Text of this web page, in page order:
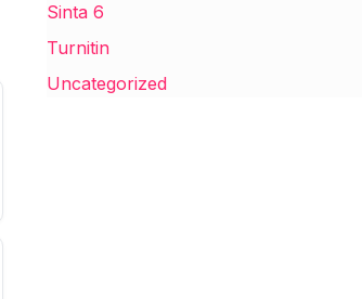
Sinta 6
Turnitin
Uncategorized